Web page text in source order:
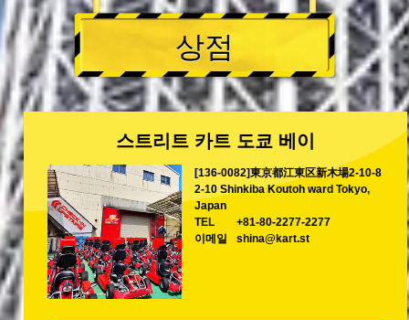
상점
스트리트 카트 도쿄 베이
[136-0082]東京都江東区新木場2-10-8
2-10 Shinkiba Koutoh ward Tokyo,
Japan
TEL
+81-80-2277-2277
이메일
shina@kart.st